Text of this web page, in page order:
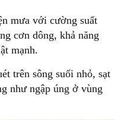
mưa với cường suất
cơn dông, khả năng
mạnh.
trên sông suối nhỏ, sạt
như ngập úng ở vùng